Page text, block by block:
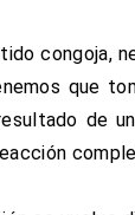
congoja,
que
de